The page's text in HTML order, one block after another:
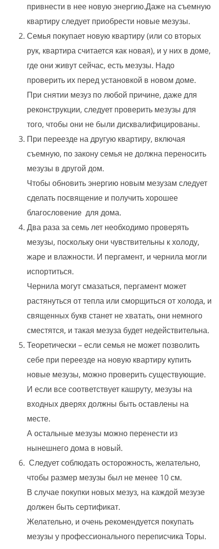
привнести в нее новую энергию.Даже на съемную
квартиру следует приобрести новые мезузы.
Семья покупает новую квартиру (или со вторых
рук, квартира считается как новая), и у них в доме,
где они живут сейчас, есть мезузы. Надо
проверить их перед установкой в новом доме.
При снятии мезуз по любой причине, даже для
реконструкции, следует проверить мезузы для
того, чтобы они не были дисквалифицированы.​
При переезде на другую квартиру, включая
съемную, по закону семья не должна переносить
мезузы в другой дом.
Чтобы обновить энергию новым мезузам следует
сделать посвящение и получить хорошее
благословение для дома.
Два раза за семь лет необходимо проверять
мезузы, поскольку они чувствительны к холоду,
жаре и влажности. И пергамент, и чернила могли
испортиться.
Чернила могут смазаться, пергамент может
растянуться от тепла или сморщиться от холода, и
священных букв станет не хватать, они немного
сместятся, и такая мезуза будет недействительна.
Теоретически – если семья не может позволить
себе при переезде на новую квартиру купить
новые мезузы, можно проверить существующие.
И если все соответствует кашруту, мезузы на
входных дверях должны быть оставлены на
месте.
А остальные мезузы можно перенести из
нынешнего дома в новый.
Следует соблюдать осторожность, желательно,
чтобы размер мезузы был не менее 10 см.
В случае покупки новых мезуз, на каждой мезузе
должен быть сертификат.
Желательно, и очень рекомендуется покупать
мезузы у профессионального переписчика Торы.